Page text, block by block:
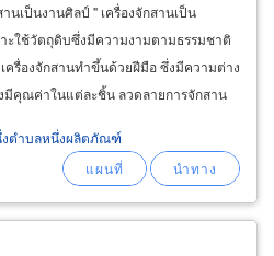
เป็นงานศิลป์ " เครื่องจักสานเป็น
ะใช้วัตถุดิบซึ่งมีความงามตามธรรมชาติ
รื่องจักสานทำขึ้นด้วยฝีมือ ซึ่งมีความต่าง
คุณค่าในแต่ละชิ้น ลวดลายการจักสาน
งตำบลหนึ่งผลิตภัณฑ์